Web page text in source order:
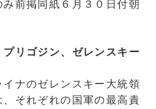
前掲同紙６月３０日付朝
リゴジン、ゼレンスキー
ナのゼレンスキー大統領
それぞれの国軍の最高責